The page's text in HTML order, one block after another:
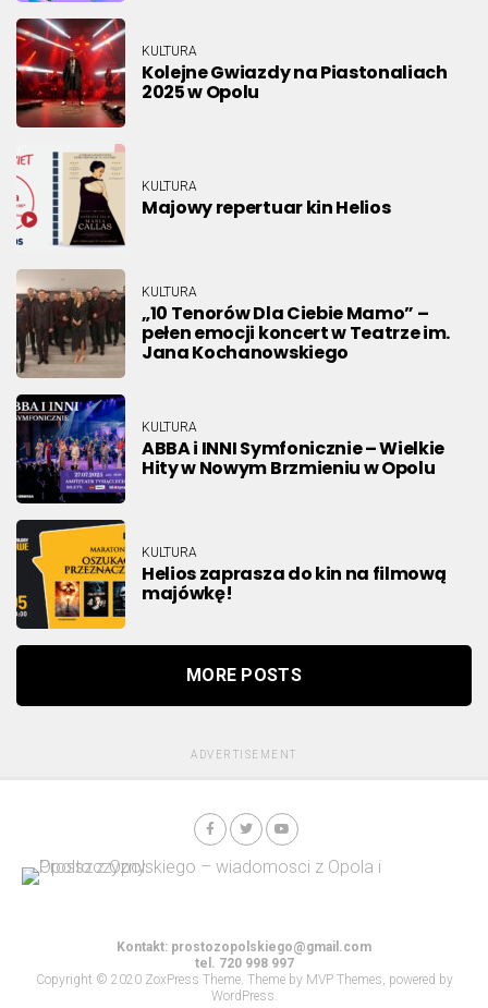
KULTURA
Kolejne Gwiazdy na Piastonaliach
2025 w Opolu
KULTURA
Majowy repertuar kin Helios
KULTURA
„10 Tenorów Dla Ciebie Mamo” –
pełen emocji koncert w Teatrze im.
Jana Kochanowskiego
KULTURA
ABBA i INNI Symfonicznie – Wielkie
Hity w Nowym Brzmieniu w Opolu
KULTURA
Helios zaprasza do kin na filmową
majówkę!
MORE POSTS
ADVERTISEMENT
Kontakt: prostozopolskiego@gmail.com
tel. 720 998 997
Copyright © 2020 ZoxPress Theme. Theme by MVP Themes, powered by
WordPress.